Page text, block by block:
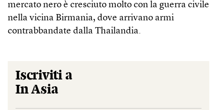
mercato nero è cresciuto molto con la guerra civile
nella vicina Birmania, dove arrivano armi
contrabbandate dalla Thailandia.
Iscriviti a
In Asia